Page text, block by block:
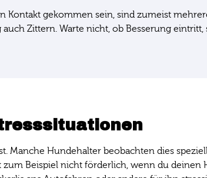
gekommen sein, sind zumeist
Zittern. Warte nicht, ob Besserung
Manche Hundehalter beobachten dies
Beispiel nicht förderlich, wenn du